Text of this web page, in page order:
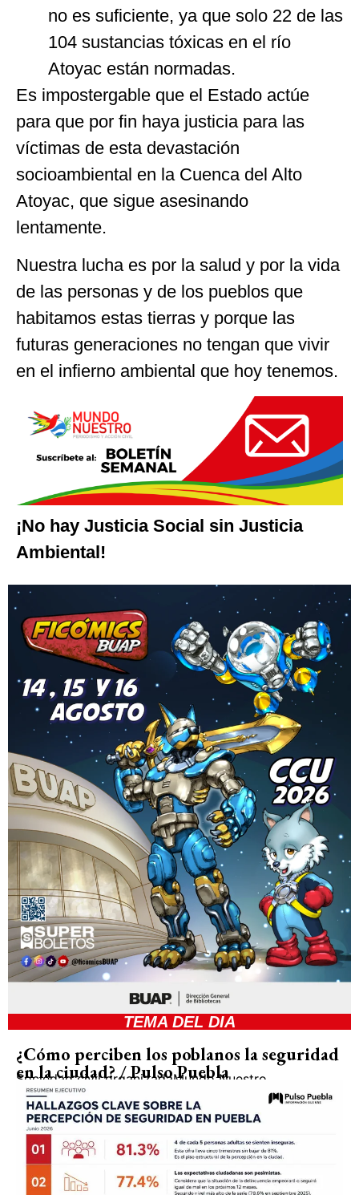
no es suficiente, ya que solo 22 de las
104 sustancias tóxicas en el río
Atoyac están normadas.
Es impostergable que el Estado actúe
para que por fin haya justicia para las
víctimas de esta devastación
socioambiental en la Cuenca del Alto
Atoyac, que sigue asesinando
lentamente.
Nuestra lucha es por la salud y por la vida
de las personas y de los pueblos que
habitamos estas tierras y porque las
futuras generaciones no tengan que vivir
en el infierno ambiental que hoy tenemos.
¡No hay Justicia Social sin Justicia
Ambiental!
TEMA DEL DIA
¿Cómo perciben los poblanos la seguridad
en la ciudad? / Pulso Puebla
Sociedad civil organizadaMundo Nuestro